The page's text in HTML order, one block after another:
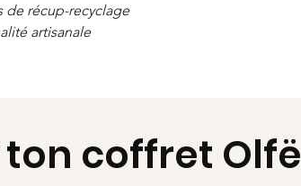
de récup-recyclage
artisanale
coffret Olfë